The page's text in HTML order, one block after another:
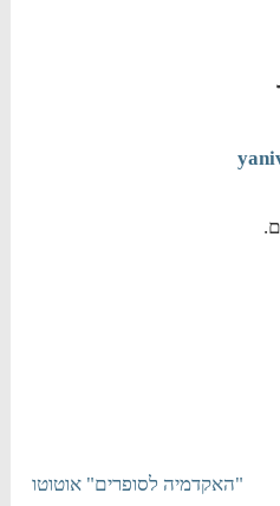
"האקדמיה לסופרים" אוטוטו